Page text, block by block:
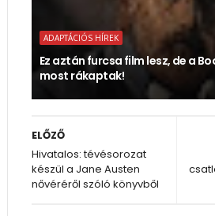
ADAPTÁCIÓS HÍREK
Ez aztán furcsa film lesz, de a
most rákaptak!
ELŐZŐ
Hivatalos: tévésorozat
készül a Jane Austen
nővéréről szóló könyvből